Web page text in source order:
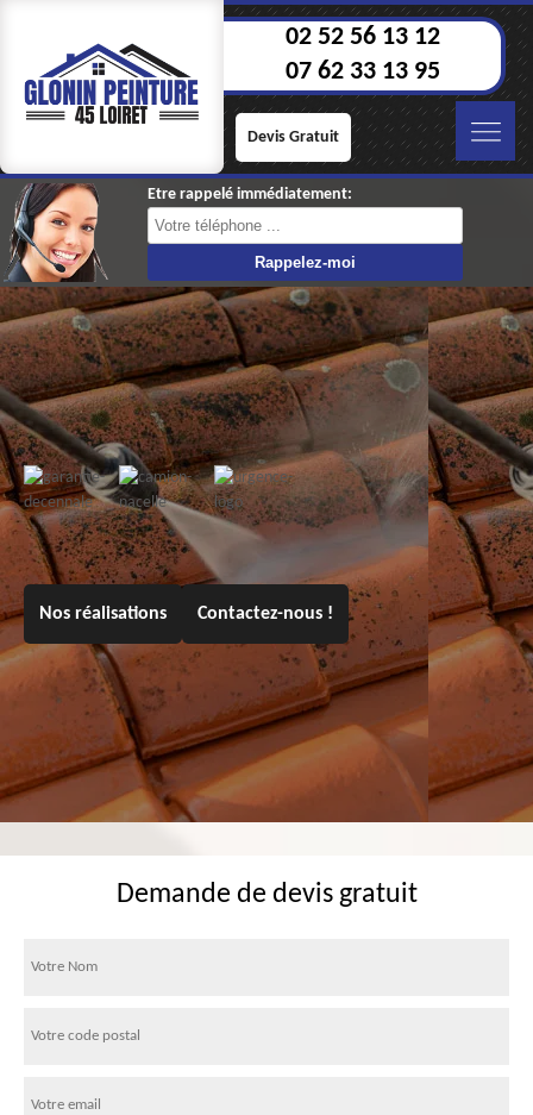
02 52 56 13 12
07 62 33 13 95
Devis Gratuit
Etre rappelé immédiatement:
Nos réalisations Contactez-nous !
Demande de devis gratuit